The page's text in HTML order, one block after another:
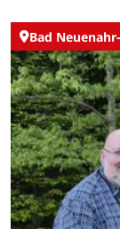
Bad